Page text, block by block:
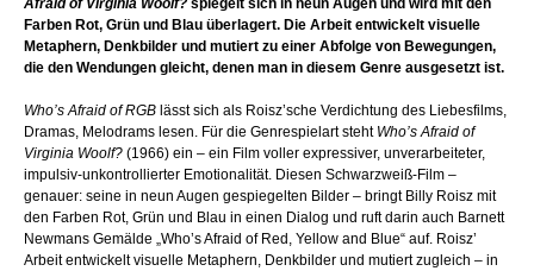
Afraid of Virginia Woolf? spiegelt sich in neun Augen und wird mit den
Farben Rot, Grün und Blau überlagert. Die Arbeit entwickelt visuelle
Metaphern, Denkbilder und mutiert zu einer Abfolge von Bewegungen,
die den Wendungen gleicht, denen man in diesem Genre ausgesetzt ist.
Who’s Afraid of RGB lässt sich als Roisz’sche Verdichtung des Liebesfilms,
Dramas, Melodrams lesen. Für die Genrespielart steht Who’s Afraid of
Virginia Woolf? (1966) ein – ein Film voller expressiver, unverarbeiteter,
impulsiv-unkontrollierter Emotionalität. Diesen Schwarzweiß-Film –
genauer: seine in neun Augen gespiegelten Bilder – bringt Billy Roisz mit
den Farben Rot, Grün und Blau in einen Dialog und ruft darin auch Barnett
Newmans Gemälde „Who’s Afraid of Red, Yellow and Blue“ auf. Roisz’
Arbeit entwickelt visuelle Metaphern, Denkbilder und mutiert zugleich – in